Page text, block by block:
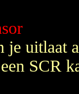
je uitlaat
SCR